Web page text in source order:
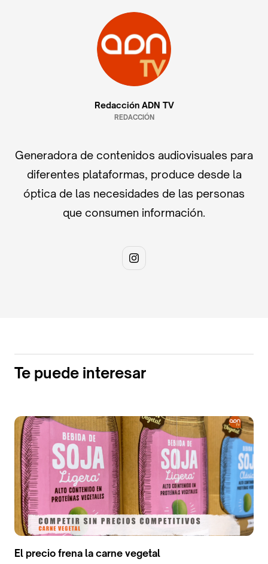
Redacción ADN TV
REDACCIÓN
Generadora de contenidos audiovisuales para
diferentes plataformas, produce desde la
óptica de las necesidades de las personas
que consumen información.
Te puede interesar
El precio frena la carne vegetal